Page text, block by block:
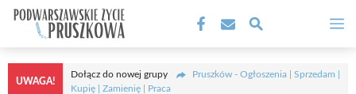
Przejdź
treści
UWAGA!
Dołącz do nowej grupy
Pruszków - Ogłoszenia | Sprzedam |
Kupię | Zamienię | Praca